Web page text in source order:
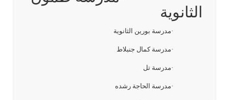
الثانوية
·مدرسة بورين الثانوية
·مدرسة كمال جنبلاط
·مدرسة تل
·مدرسة الحاجة رشده